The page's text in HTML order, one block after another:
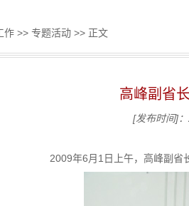
作 >> 专题活动 >> 正文
高峰副省
[发布时间]
2009年6月1日上午，高峰副省